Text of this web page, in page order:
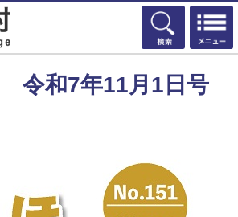
検索
令和7年11月1日号